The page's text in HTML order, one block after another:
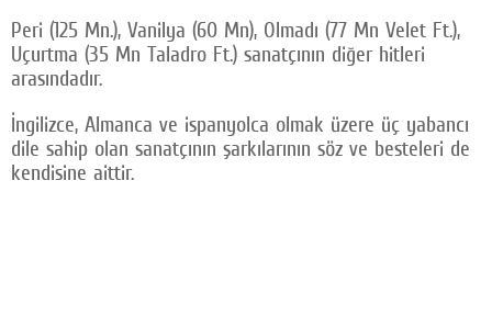
Peri (125 Mn.), Vanilya (60 Mn), Olmadı (77 Mn Velet Ft.),
Uçurtma (35 Mn Taladro Ft.) sanatçının diğer hitleri
arasındadır.
İngilizce, Almanca ve ispanyolca olmak üzere üç yabancı
dile sahip olan sanatçının şarkılarının söz ve besteleri de
kendisine aittir.